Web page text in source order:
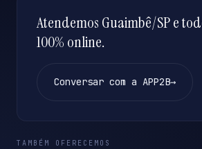
Atendemos Guaimbê/SP e
100% online.
Conversar com a APP2B→
TAMBÉM OFERECEMOS